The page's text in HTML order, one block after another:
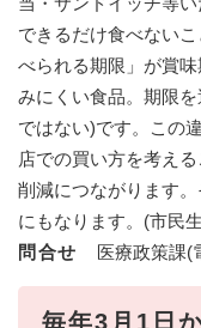
できるだけ食べない
べられる期限」が賞
みにくい食品。期限
ではない)です。この
店での買い方を考え
削減につながります
にもなります。(市民
問合せ 医療政策課(
毎年3月1日